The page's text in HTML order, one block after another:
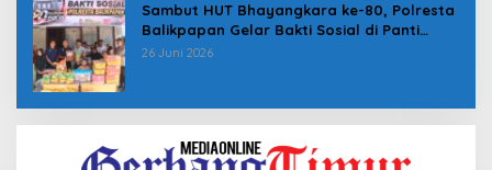
Sambut HUT Bhayangkara ke-80, Polresta
Balikpapan Gelar Bakti Sosial di Panti
Asuhan Jabal Rahmah
26 Juni 2026